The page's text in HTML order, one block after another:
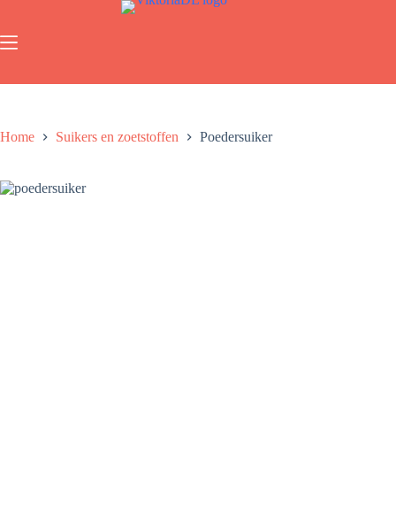
Home Suikers en zoetstoffen Poedersuiker